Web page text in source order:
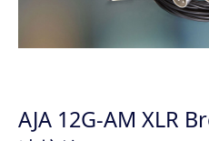
AJA 12G-AM XLR